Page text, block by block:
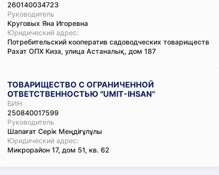
260140034723
Руководитель
Круговых Яна Игоревна
Юридический адрес:
Потребительский кооператив садоводческих товариществ
Рахат ОПХ Киза, улица Астаналық, дом 187
ТОВАРИЩЕСТВО С ОГРАНИЧЕННОЙ
ОТВЕТСТВЕННОСТЬЮ "UMIT-IHSAN"
БИН
250840017599
Руководитель
Шапағат Серік Меңдіғұлұлы
Юридический адрес:
Микрорайон 17, дом 51, кв. 62